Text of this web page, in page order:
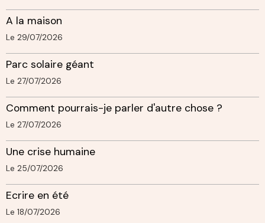
A la maison
Le 29/07/2026
Parc solaire géant
Le 27/07/2026
Comment pourrais-je parler d'autre chose ?
Le 27/07/2026
Une crise humaine
Le 25/07/2026
Ecrire en été
Le 18/07/2026